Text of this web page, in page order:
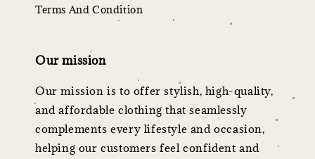
Terms And Condition
Our mission
Our mission is to offer stylish, high-quality,
and affordable clothing that seamlessly
complements every lifestyle and occasion,
helping our customers feel confident and